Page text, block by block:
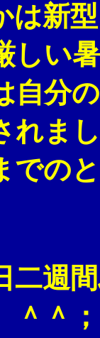
型コ
しい
の部
れま
とこ
間ぶ
＾＾；